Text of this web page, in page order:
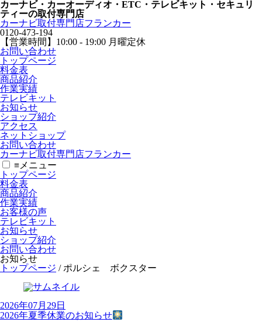
カーナビ・カーオーディオ・ETC・テレビキット・セキュリ
ティーの取付専門店
カーナビ取付専⾨店フランカー
0120-473-194
【営業時間】 10:00 - 19:00 月曜定休
お問い合わせ
トップページ
料金表
商品紹介
作業実績
テレビキット
お知らせ
ショップ紹介
アクセス
ネットショップ
お問い合わせ
カーナビ取付専⾨店フランカー
≡ メニュー
トップページ
料金表
商品紹介
作業実績
お客様の声
テレビキット
お知らせ
ショップ紹介
お問い合わせ
お知らせ
トップページ / ポルシェ ボクスター
2026年07月29日
2026年夏季休業のお知らせ